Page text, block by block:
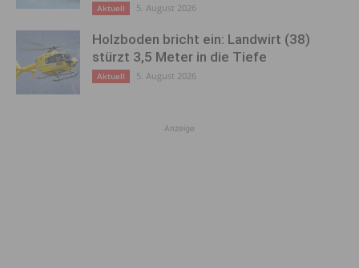
Aktuell 5. August 2026
Holzboden bricht ein: Landwirt (38)
stürzt 3,5 Meter in die Tiefe
Aktuell 5. August 2026
Anzeige